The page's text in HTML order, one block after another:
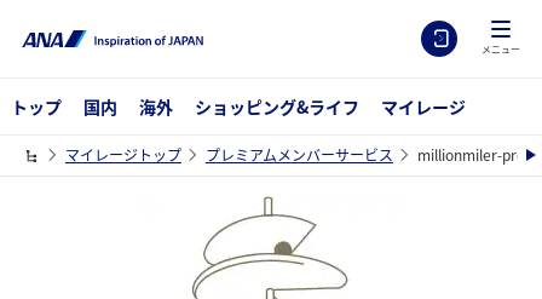
メニュー
トップ 国内 海外 ショッピング&ライフ マイレージ
マイレージトップ プレミアムメンバーサービス millionmiler-